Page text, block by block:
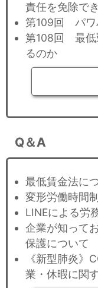
責任を免除で
第109回 パワ
第108回 最低
るのか
Q＆A
最低賃金法に
変形労働時間
LINEによる労
企業が知って
保護について
《新型肺炎》
業・休暇に関